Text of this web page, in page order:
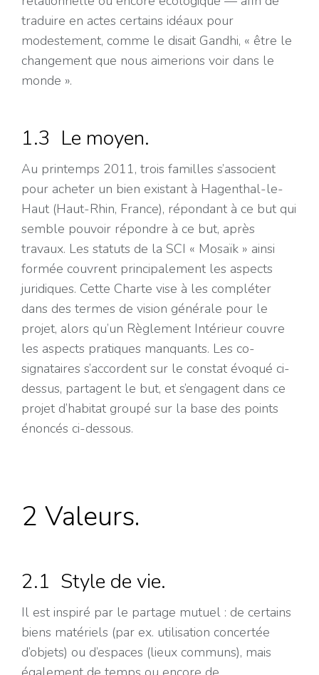
traduire en actes certains idéaux pour
modestement, comme le disait Gandhi, « être le
changement que nous aimerions voir dans le
monde ».
1.3 Le moyen.
Au printemps 2011, trois familles s’associent
pour acheter un bien existant à Hagenthal-le-
Haut (Haut-Rhin, France), répondant à ce but qui
semble pouvoir répondre à ce but, après
travaux. Les statuts de la SCI « Mosaïk » ainsi
formée couvrent principalement les aspects
juridiques. Cette Charte vise à les compléter
dans des termes de vision générale pour le
projet, alors qu’un Règlement Intérieur couvre
les aspects pratiques manquants. Les co-
signataires s’accordent sur le constat évoqué ci-
dessus, partagent le but, et s’engagent dans ce
projet d’habitat groupé sur la base des points
énoncés ci-dessous.
2 Valeurs.
2.1 Style de vie.
Il est inspiré par le partage mutuel : de certains
biens matériels (par ex. utilisation concertée
d’objets) ou d’espaces (lieux communs), mais